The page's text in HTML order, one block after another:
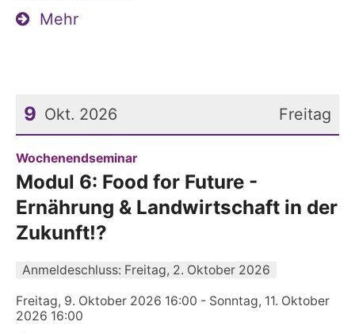
Mehr
Freitag
9 Okt. 2026
Datum: 9. Oktober 2026
Wochenendseminar:
Modul 6: Food for Future -
Ernährung & Landwirtschaft in der
Zukunft!?
Anmeldeschluss: Freitag, 2. Oktober 2026
Freitag, 9. Oktober 2026 16:00 - Sonntag, 11. Oktober
2026 16:00